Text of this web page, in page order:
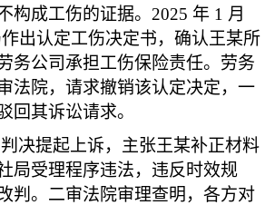
构成工伤的证据。2025 年 1 月
出认定工伤决定书，确认王某所
务公司承担工伤保险责任。劳务
法院，请求撤销该认定决定，一
回其诉讼请求。
决提起上诉，主张王某补正材料
局受理程序违法，违反时效规
判。二审法院审理查明，各方对